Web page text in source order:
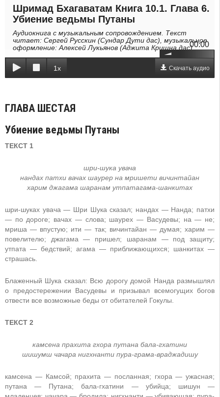
Шримад Бхагаватам Книга 10.1. Глава 6.
Убиение ведьмы Путаны
Аудиокнига с музыкальным сопровождением. Текст
читает: Сергей Русскин (Сундар Дути дас), музыкальное
оформление: Алексей Лукьянов (Аджита Кришна дас).00:00
1x Скачать аудио
ГЛАВА ШЕСТАЯ
Убиение ведьмы Путаны
ТЕКСТ 1
шри-шука увача
нандах патхи вачах шаурер на мришети вичинтайан
харим джагама шаранам утпатагама-шанкитах
шри-шуках увача — Шри Шука сказал; нандах — Нанда; патхи
— по дороге; вачах — слова; шаурех — Васудевы; на — не;
мриша — впустую; ити — так; вичинтайан — думая; харим —
повелителю; джагама — пришел; шаранам — под защиту;
утпата — бедствий; агама — приближающихся; шанкитах —
страшась.
Блаженный Шука сказал: Всю дорогу домой Нанда размышлял
о предостережении Васудевы и призывал всемогущих богов
отвести все возможные беды от обитателей Гокулы.
ТЕКСТ 2
камсена прахита гхора путана бала-гхатини
шишумш чачара нигхнанти пура-грама-враджадишу
камсена — Камсой; прахита — посланная; гхора — ужасная;
путана — Путана; бала-гхатини — убийца; шишун —